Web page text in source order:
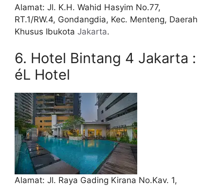
Alamat: Jl. K.H. Wahid Hasyim No.77,
RT.1/RW.4, Gondangdia, Kec. Menteng, Daerah
Khusus Ibukota Jakarta.
6. Hotel Bintang 4 Jakarta :
éL Hotel
Alamat: Jl. Raya Gading Kirana No.Kav. 1,